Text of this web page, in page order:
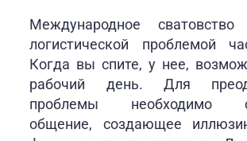
Международное
логистической проблемой
Когда вы спите, у нее,
рабочий день. Для
проблемы необходимо
общение, создающее